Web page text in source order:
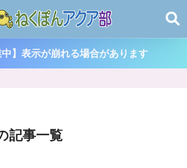
中】表示が崩れる場合があります
記事一覧